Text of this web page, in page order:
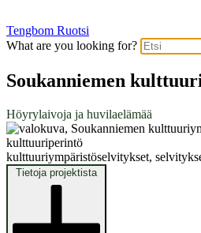
Tengbom Ruotsi
What are you looking for?
Soukanniemen
Höyrylaivoja ja huvilaelämää
kulttuuriperintö
kulttuuriympäristöselvitykset,
Tietoja projektista